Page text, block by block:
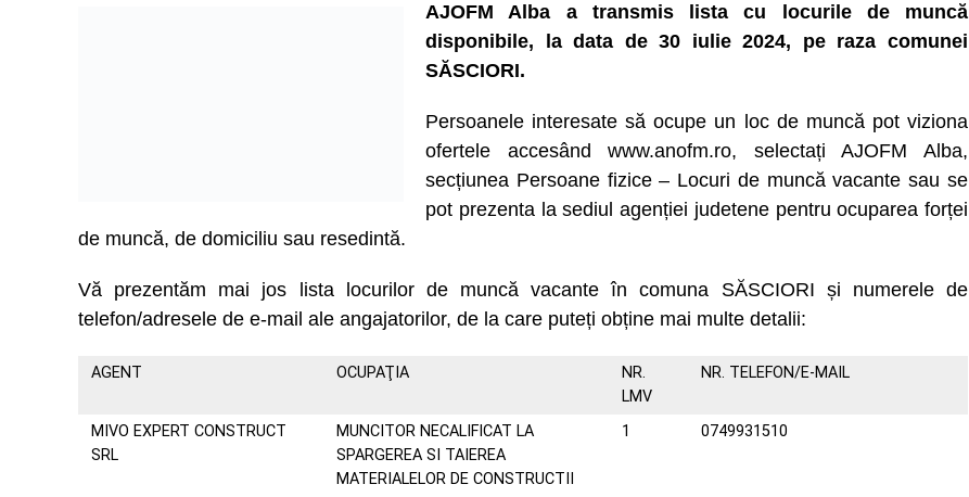
AJOFM Alba a transmis lista cu locurile de muncă
disponibile, la data de 30 iulie 2024, pe raza comunei
SĂSCIORI.
Persoanele interesate să ocupe un loc de muncă pot viziona
ofertele accesând www.anofm.ro, selectați AJOFM Alba,
secțiunea Persoane fizice – Locuri de muncă vacante sau se
pot prezenta la sediul agenției judetene pentru ocuparea forței
de muncă, de domiciliu sau resedintă.
Vă prezentăm mai jos lista locurilor de muncă vacante în comuna SĂSCIORI și numerele de
telefon/adresele de e-mail ale angajatorilor, de la care puteți obține mai multe detalii:
AGENT OCUPAŢIA
NR.
LMV
NR. TELEFON/E-MAIL
MIVO EXPERT CONSTRUCT
SRL
MUNCITOR NECALIFICAT LA
SPARGEREA SI TAIEREA
MATERIALELOR DE CONSTRUCTII
1 0749931510